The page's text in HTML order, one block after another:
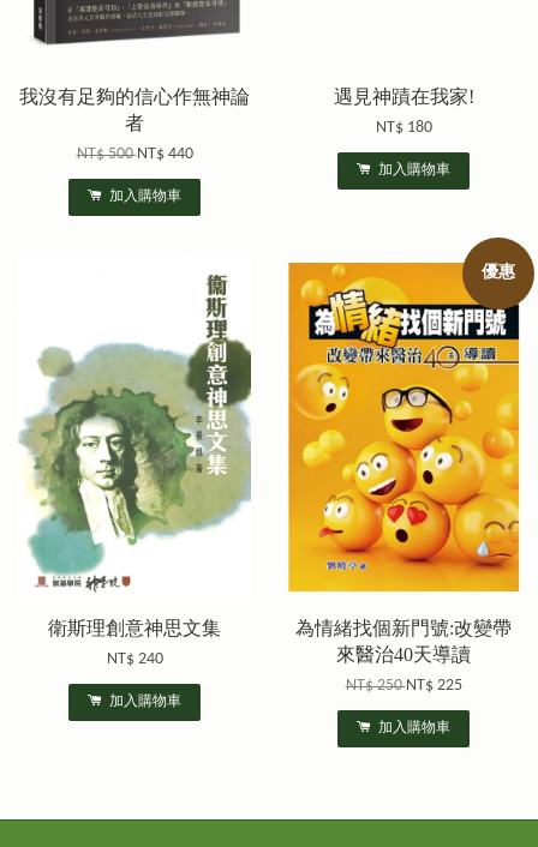
我沒有足夠的信心作無神論
者
NT$ 500NT$ 440
加入購物車
遇見神蹟在我家!
NT$ 180
加入購物車
衛斯理創意神思文集
NT$ 240
加入購物車
優惠
為情緒找個新門號:改變帶
來醫治40天導讀
NT$ 250NT$ 225
加入購物車